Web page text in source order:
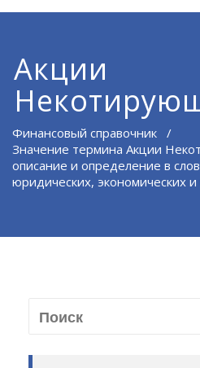
Акции
Финансовый справочник /
Значение термина Акции
описание и определение в
юридических, экономических